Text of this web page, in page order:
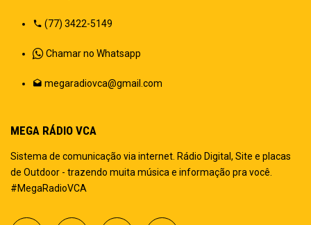
(77) 3422-5149
Chamar no Whatsapp
megaradiovca@gmail.com
MEGA RÁDIO VCA
Sistema de comunicação via internet. Rádio Digital, Site e placas
de Outdoor - trazendo muita música e informação pra você.
#MegaRadioVCA